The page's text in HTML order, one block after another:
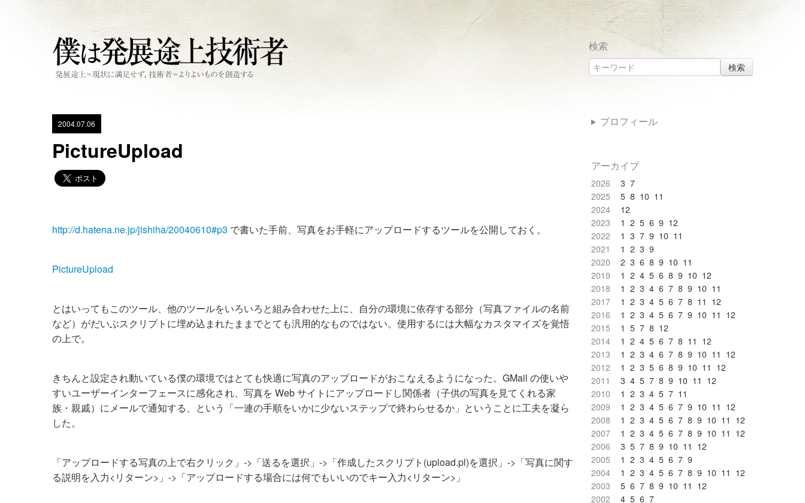
2004.07.06
PictureUpload
http://d.hatena.ne.jp/jishiha/20040610#p3 で書いた手前、写真をお手軽にアップロードするツールを公開しておく。
PictureUpload
とはいってもこのツール、他のツールをいろいろと組み合わせた上に、自分の環境に依存する部分（写真ファイルの名前
など）がだいぶスクリプトに埋め込まれたままでとても汎用的なものではない。使用するには大幅なカスタマイズを覚悟
の上で。
きちんと設定され動いている僕の環境ではとても快適に写真のアップロードがおこなえるようになった。GMail の使いや
すいユーザーインターフェースに感化され、写真を Web サイトにアップロードし関係者（子供の写真を見てくれる家
族・親戚）にメールで通知する、という「一連の手順をいかに少ないステップで終わらせるか」ということに工夫を凝ら
した。
「アップロードする写真の上で右クリック」->「送るを選択」->「作成したスクリプト(upload.pl)を選択」->「写真に関す
る説明を入力<リターン>」->「アップロードする場合には何でもいいのでキー入力<リターン>」
検索
検索
プロフィール
アーカイブ
2026 3 7
2025
5 8 10 11
2024
12
2023
1 2 5 6 9 12
2022
1 3 7 9 10 11
2021
1 2 3 9
2020
2 3 6 8 9 10 11
2019
1 2 4 5 6 8 9 10 12
2018
1 2 3 4 6 7 8 9 10 11
2017
1 2 3 4 5 6 7 8 11 12
2016
1 2 3 4 5 6 7 9 10 11 12
2015
1 5 7 8 12
2014
1 2 4 5 6 7 8 11 12
2013
1 2 3 4 6 7 8 9 10 11 12
2012
1 2 3 5 6 8 9 10 11 12
2011
3 4 5 7 8 9 10 11 12
2010
1 2 3 4 5 7 11
2009
1 2 3 4 5 6 7 9 10 11 12
2008
1 2 3 4 5 6 7 8 9 10 11 12
2007
1 2 3 4 5 6 7 8 9 10 11 12
2006
3 5 7 8 9 10 11 12
2005
1 2 3 4 5 6 7 9
2004
1 2 3 4 5 6 7 8 9 10 11 12
2003
5 6 7 8 9 10 11 12
2002
4 5 6 7